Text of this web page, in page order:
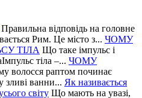
Правильна відповідь на головне
Рим. Це місто з... ЧОМУ
ТІЛА Що таке імпульс і
тіла –... ЧОМУ
волосся раптом починає
зливі ванни... Як називається
світу Що мають на увазі,